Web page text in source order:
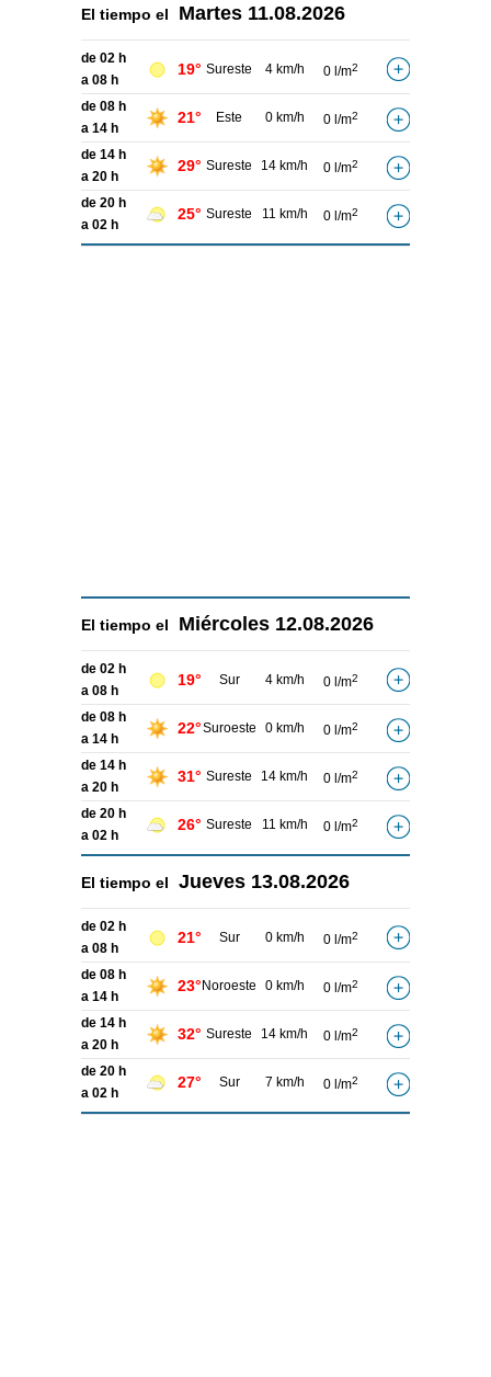
El tiempo el Martes 11.08.2026
de 02 h
a 08 h
19° Sureste 4 km/h 0 l/m2
de 08 h
a 14 h
21° Este 0 km/h 0 l/m2
de 14 h
a 20 h
29° Sureste 14 km/h 0 l/m2
de 20 h
a 02 h
25° Sureste 11 km/h 0 l/m2
El tiempo el Miércoles 12.08.2026
de 02 h
a 08 h
19° Sur 4 km/h 0 l/m2
de 08 h
a 14 h
22°Suroeste 0 km/h 0 l/m2
de 14 h
a 20 h
31° Sureste 14 km/h 0 l/m2
de 20 h
a 02 h
26° Sureste 11 km/h 0 l/m2
El tiempo el Jueves 13.08.2026
de 02 h
a 08 h
21° Sur 0 km/h 0 l/m2
de 08 h
a 14 h
23° Noroeste 0 km/h 0 l/m2
de 14 h
a 20 h
32° Sureste 14 km/h 0 l/m2
de 20 h
a 02 h
27° Sur 7 km/h 0 l/m2